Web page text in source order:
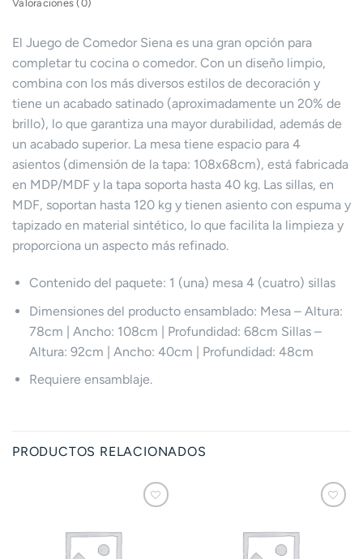
Valoraciones (0)
El Juego de Comedor Siena es una gran opción para
completar tu cocina o comedor. Con un diseño limpio,
combina con los más diversos estilos de decoración y
tiene un acabado satinado (aproximadamente un 20% de
brillo), lo que garantiza una mayor durabilidad, además de
un acabado superior. La mesa tiene espacio para 4
asientos (dimensión de la tapa: 108x68cm), está fabricada
en MDP/MDF y la tapa soporta hasta 40 kg. Las sillas, en
MDF, soportan hasta 120 kg y tienen asiento con espuma y
tapizado en material sintético, lo que facilita la limpieza y
proporciona un aspecto más refinado.
Contenido del paquete: 1 (una) mesa 4 (cuatro) sillas
Dimensiones del producto ensamblado: Mesa – Altura:
78cm | Ancho: 108cm | Profundidad: 68cm Sillas –
Altura: 92cm | Ancho: 40cm | Profundidad: 48cm
Requiere ensamblaje.
PRODUCTOS RELACIONADOS